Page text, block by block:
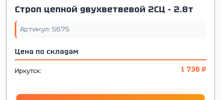
Строп цепной двухветвевой 2СЦ - 2.8т
Артикул: 5675
Цена по складам
Иркутск: 1 736 ₽